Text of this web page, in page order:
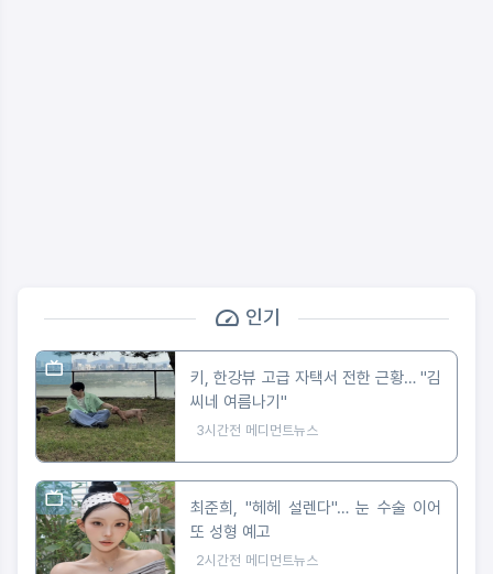
인기
키, 한강뷰 고급 자택서 전한 근황… "김
씨네 여름나기"
3시간전 메디먼트뉴스
최준희, "헤헤 설렌다"… 눈 수술 이어
또 성형 예고
2시간전 메디먼트뉴스